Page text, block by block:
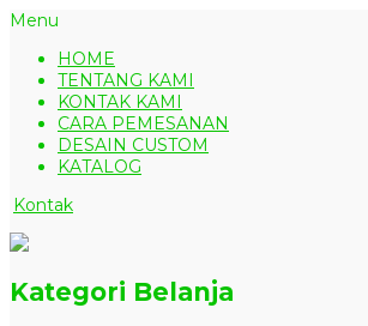
Menu
HOME
TENTANG KAMI
KONTAK KAMI
CARA PEMESANAN
DESAIN CUSTOM
KATALOG
Kontak
Kategori Belanja